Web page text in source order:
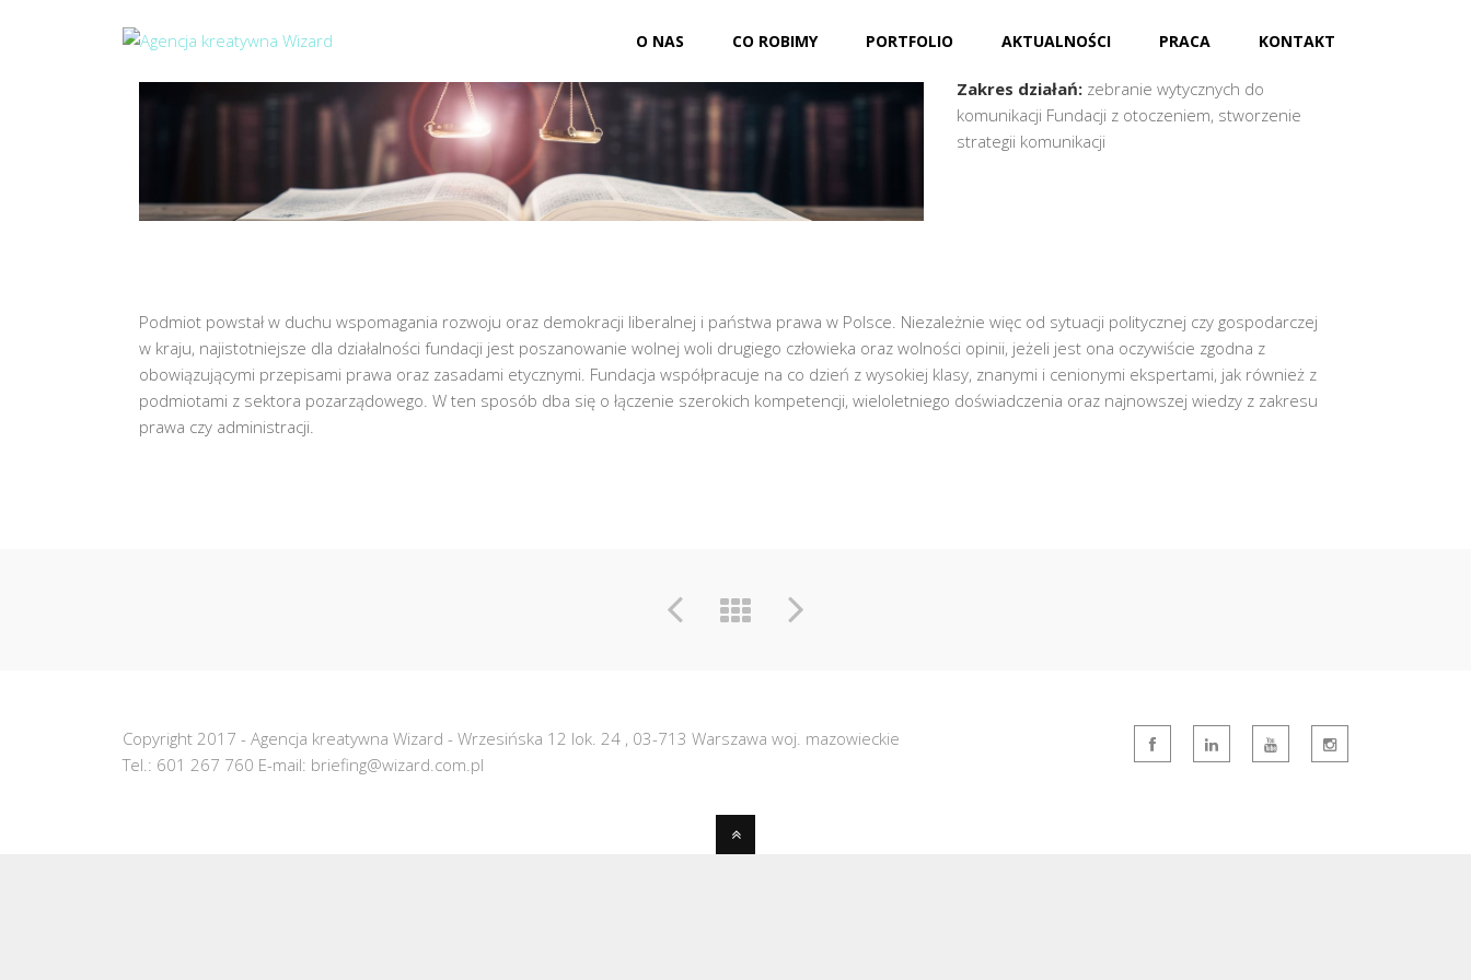
O NAS CO ROBIMY PORTFOLIO AKTUALNOŚCI PRACA KONTAKT
Klient:Fundacja Państwo Prawa
Zakres działań: zebranie wytycznych do
komunikacji Fundacji z otoczeniem, stworzenie
strategii komunikacji
Podmiot powstał w duchu wspomagania rozwoju oraz demokracji liberalnej i państwa prawa w Polsce. Niezależnie więc od sytuacji politycznej czy gospodarczej
w kraju, najistotniejsze dla działalności fundacji jest poszanowanie wolnej woli drugiego człowieka oraz wolności opinii, jeżeli jest ona oczywiście zgodna z
obowiązującymi przepisami prawa oraz zasadami etycznymi. Fundacja współpracuje na co dzień z wysokiej klasy, znanymi i cenionymi ekspertami, jak również z
podmiotami z sektora pozarządowego. W ten sposób dba się o łączenie szerokich kompetencji, wieloletniego doświadczenia oraz najnowszej wiedzy z zakresu
prawa czy administracji.
Copyright 2017 - Agencja kreatywna Wizard - Wrzesińska 12 lok. 24 , 03-713 Warszawa woj. mazowieckie
Tel.: 601 267 760 E-mail: briefing@wizard.com.pl